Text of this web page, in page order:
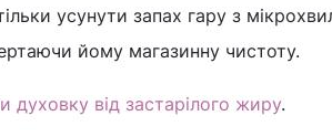
усунути запах гару з
йому магазинну чистоту.
духовку від застарілого жиру.